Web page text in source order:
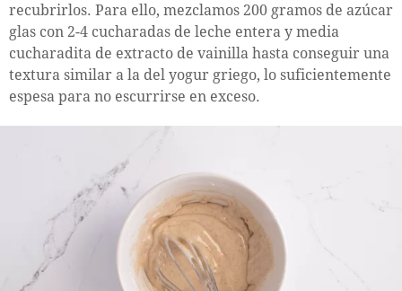
recubrirlos. Para ello, mezclamos 200 gramos de azúcar
glas con 2-4 cucharadas de leche entera y media
cucharadita de extracto de vainilla hasta conseguir una
textura similar a la del yogur griego, lo suficientemente
espesa para no escurrirse en exceso.